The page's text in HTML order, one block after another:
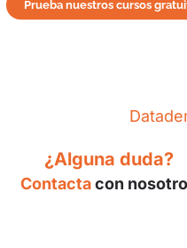
Prueba nuestros cursos
¿Alguna duda?
Contactacon